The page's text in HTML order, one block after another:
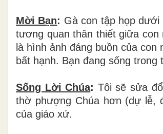
Mời Bạn: Gà con tập họp
tương quan thân thiết giữa
là hình ảnh đáng buồn của
bất hạnh. Bạn đang sống
Sống Lời Chúa: Tôi sẽ sửa
thờ phượng Chúa hơn (dự lễ,
của giáo xứ.